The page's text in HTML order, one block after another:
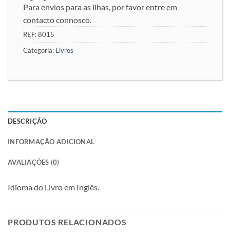
Para envios para as ilhas, por favor entre em
contacto connosco.
REF:8015
Categoria: Livros
DESCRIÇÃO
INFORMAÇÃO ADICIONAL
AVALIAÇÕES (0)
Idioma do Livro em Inglês.
PRODUTOS RELACIONADOS